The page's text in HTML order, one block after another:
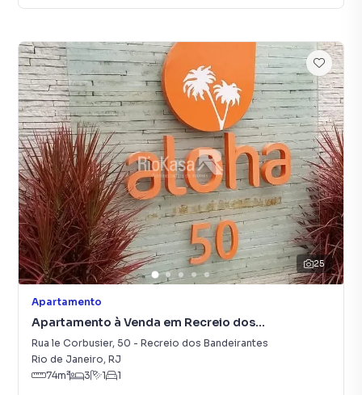
25
Apartamento
Apartamento à Venda em Recreio dos
Bandeirantes
Rua le Corbusier, 50 - Recreio dos Bandeirantes
Rio de Janeiro, RJ
74m² 3 1 1